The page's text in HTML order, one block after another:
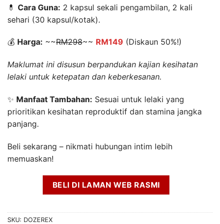
💊 Cara Guna: 2 kapsul sekali pengambilan, 2 kali
sehari (30 kapsul/kotak).
💰 Harga: ~~RM298~~ RM149 (Diskaun 50%!)
Maklumat ini disusun berpandukan kajian kesihatan
lelaki untuk ketepatan dan keberkesanan.
✨ Manfaat Tambahan: Sesuai untuk lelaki yang
prioritikan kesihatan reproduktif dan stamina jangka
panjang.
Beli sekarang – nikmati hubungan intim lebih
memuaskan!
BELI DI LAMAN WEB RASMI
SKU: DOZEREX